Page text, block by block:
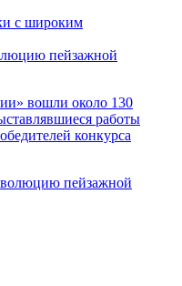
пейзажной
вошли около 130
работы
конкурса